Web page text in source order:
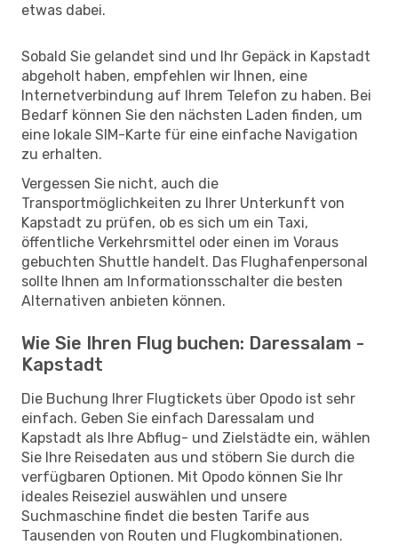
etwas dabei.
Sobald Sie gelandet sind und Ihr Gepäck in Kapstadt
abgeholt haben, empfehlen wir Ihnen, eine
Internetverbindung auf Ihrem Telefon zu haben. Bei
Bedarf können Sie den nächsten Laden finden, um
eine lokale SIM-Karte für eine einfache Navigation
zu erhalten.
Vergessen Sie nicht, auch die
Transportmöglichkeiten zu Ihrer Unterkunft von
Kapstadt zu prüfen, ob es sich um ein Taxi,
öffentliche Verkehrsmittel oder einen im Voraus
gebuchten Shuttle handelt. Das Flughafenpersonal
sollte Ihnen am Informationsschalter die besten
Alternativen anbieten können.
Wie Sie Ihren Flug buchen: Daressalam -
Kapstadt
Die Buchung Ihrer Flugtickets über Opodo ist sehr
einfach. Geben Sie einfach Daressalam und
Kapstadt als Ihre Abflug- und Zielstädte ein, wählen
Sie Ihre Reisedaten aus und stöbern Sie durch die
verfügbaren Optionen. Mit Opodo können Sie Ihr
ideales Reiseziel auswählen und unsere
Suchmaschine findet die besten Tarife aus
Tausenden von Routen und Flugkombinationen.